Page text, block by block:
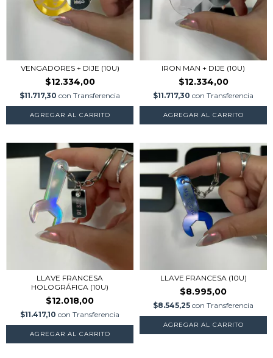
VENGADORES + DIJE (10U)
$12.334,00
$11.717,30 con Transferencia
AGREGAR AL CARRITO
IRON MAN + DIJE (10U)
$12.334,00
$11.717,30 con Transferencia
AGREGAR AL CARRITO
LLAVE FRANCESA
HOLOGRÁFICA (10U)
$12.018,00
$11.417,10 con Transferencia
AGREGAR AL CARRITO
LLAVE FRANCESA (10U)
$8.995,00
$8.545,25 con Transferencia
AGREGAR AL CARRITO